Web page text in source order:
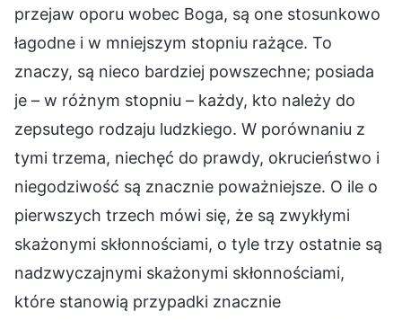
przejaw oporu wobec Boga, są one stosunkowo
łagodne i w mniejszym stopniu rażące. To
znaczy, są nieco bardziej powszechne; posiada
je – w różnym stopniu – każdy, kto należy do
zepsutego rodzaju ludzkiego. W porównaniu z
tymi trzema, niechęć do prawdy, okrucieństwo i
niegodziwość są znacznie poważniejsze. O ile o
pierwszych trzech mówi się, że są zwykłymi
skażonymi skłonnościami, o tyle trzy ostatnie są
nadzwyczajnymi skażonymi skłonnościami,
które stanowią przypadki znacznie